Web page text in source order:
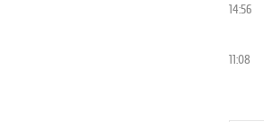
14:56
11:08